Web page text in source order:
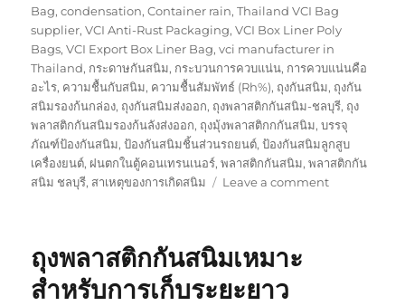
Bag,condensation,Container rain,Thailand VCI Bag
supplier,VCI Anti-Rust Packaging,VCI Box Liner Poly
Bags,VCI Export Box Liner Bag,vci manufacturer in
Thailand, กระดาษกันสนิม, กระบวนการควบแน่น, การควบแน่นคือ
อะไร, ความชื้นกับสนิม, ความชื้นสัมพัทธ์ (Rh%), ถุงกันสนิม, ถุงกัน
สนิมรองก้นกล่อง, ถุงกันสนิมส่งออก, ถุงพลาสติกกันสนิม-ชลบุรี, ถุง
พลาสติกกันสนิมรองก้นลังส่งออก, ถุงมุ้งพลาสติกกกันสนิม,บรรจุ
ภัณฑ์ป้องกันสนิม,ป้องกันสนิมชิ้นส่วนรถยนต์,ป้องกันสนิมลูกสูบ
เครื่องยนต์, ฝนตกในตู้คอนเทรนเนอร์,พลาสติกกันสนิม,พลาสติกกัน
สนิม ชลบุรี, สาเหตุของการเกิดสนิม Leave a commenton
ถุงพลาสติกกันสนิมเหมาะ
สำหรับการเก็บระยะยาว